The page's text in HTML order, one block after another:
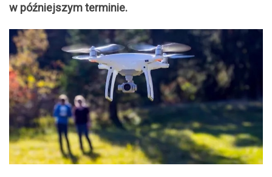
w późniejszym terminie.